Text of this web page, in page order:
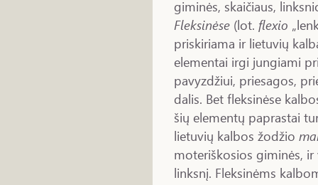
giminės, skaičiaus,
Fleksinėse (lot. flexio
priskiriama ir lietuvių
elementai irgi jungiami
pavyzdžiui, priesagos,
dalis. Bet fleksinėse
šių elementų paprastai
lietuvių kalbos žodžio
moteriškosios giminės,
linksnį. Fleksinėms